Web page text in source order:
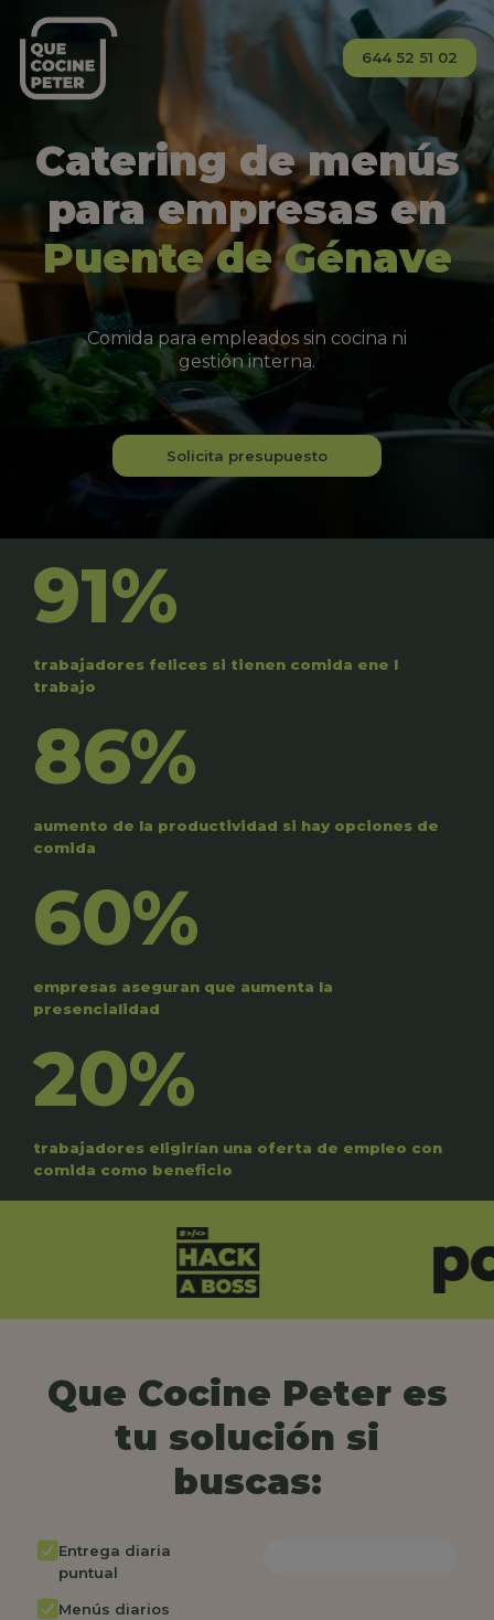
644 52 51 02
Catering de menús
para empresas en
Puente de Génave
Comida para empleados sin cocina ni
gestión interna.
Solicita presupuesto
91%
trabajadores felices si tienen comida ene l
trabajo
86%
aumento de la productividad si hay opciones de
comida
60%
empresas aseguran que aumenta la
presencialidad
20%
trabajadores eligirían una oferta de empleo con
comida como beneficio
Que Cocine Peter es
tu solución si
buscas:
Entrega diaria
puntual
Menús diarios